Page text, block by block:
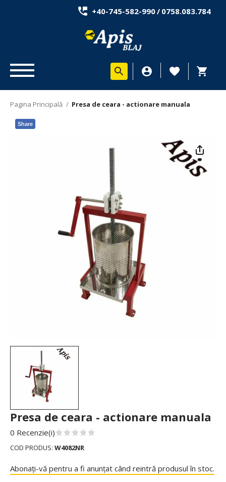
+40-745-582-990/ 0758.083.784
Pagina Principală / Presa de ceara - actionare manuala
Share
Presa de ceara - actionare manuala
0 Recenzie(i)
COD PRODUS: W4082NR
Abonați-vă pentru a fi anunțat când reintră produsul în stoc.